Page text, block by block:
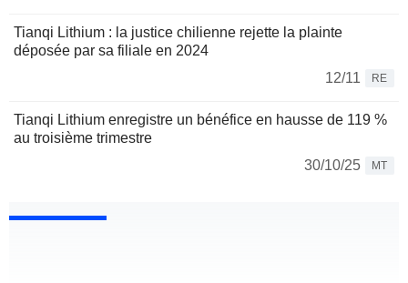
Tianqi Lithium : la justice chilienne rejette la plainte
déposée par sa filiale en 2024
12/11
RE
Tianqi Lithium enregistre un bénéfice en hausse de 119 %
au troisième trimestre
30/10/25
MT